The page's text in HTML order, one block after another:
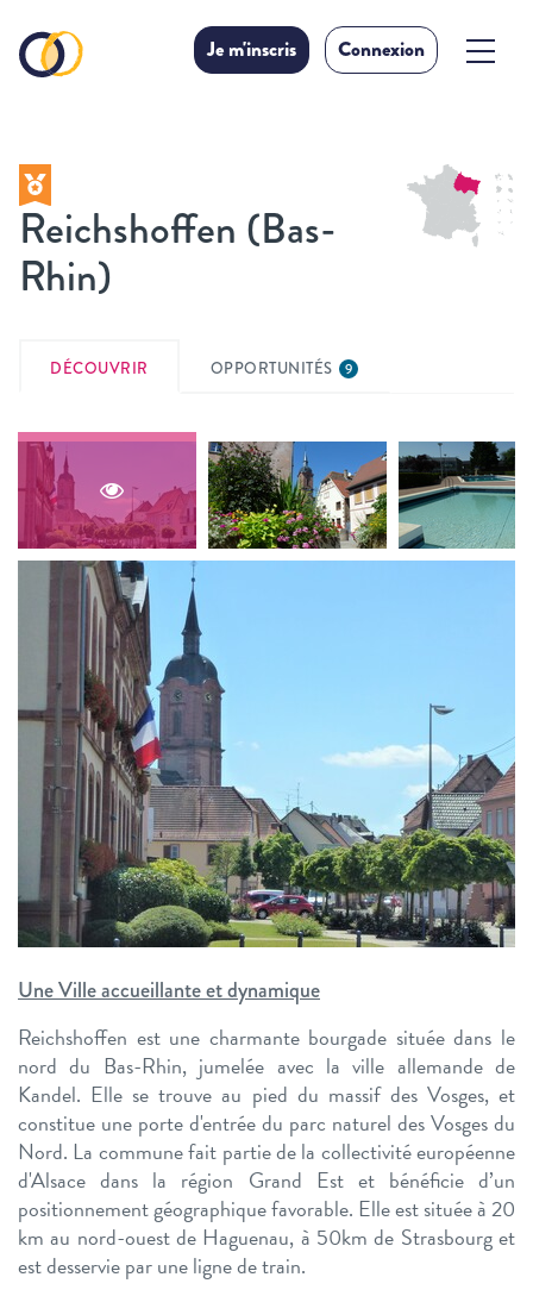
Je m'inscris Connexion
Reichshoffen (Bas-
Rhin)
DÉCOUVRIR OPPORTUNITÉS 9
Une Ville accueillante et dynamique
Reichshoffen est une charmante bourgade située dans le
nord du Bas-Rhin, jumelée avec la ville allemande de
Kandel. Elle se trouve au pied du massif des Vosges, et
constitue une porte d'entrée du parc naturel des Vosges du
Nord. La commune fait partie de la collectivité européenne
d'Alsace dans la région Grand Est et bénéficie d’un
positionnement géographique favorable. Elle est située à 20
km au nord-ouest de Haguenau, à 50km de Strasbourg et
est desservie par une ligne de train.